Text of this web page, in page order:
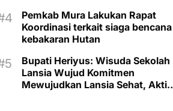
Pemkab Mura Lakukan Rapat
Koordinasi terkait siaga bencana
kebakaran Hutan
Bupati Heriyus: Wisuda Sekolah
Lansia Wujud Komitmen
Mewujudkan Lansia Sehat, Aktif,